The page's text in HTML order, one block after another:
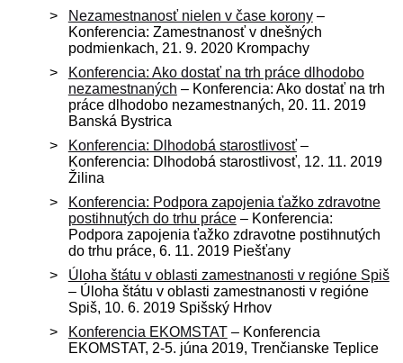
Nezamestnanosť nielen v čase korony–
Konferencia: Zamestnanosť v dnešných
podmienkach, 21. 9. 2020 Krompachy
Konferencia: Ako dostať na trh práce dlhodobo
nezamestnaných – Konferencia: Ako dostať na trh
práce dlhodobo nezamestnaných, 20. 11. 2019
Banská Bystrica
Konferencia: Dlhodobá starostlivosť–
Konferencia: Dlhodobá starostlivosť, 12. 11. 2019
Žilina
Konferencia: Podpora zapojenia ťažko zdravotne
postihnutých do trhu práce– Konferencia:
Podpora zapojenia ťažko zdravotne postihnutých
do trhu práce, 6. 11. 2019 Piešťany
Úloha štátu v oblasti zamestnanosti v regióne Spiš
– Úloha štátu v oblasti zamestnanosti v regióne
Spiš, 10. 6. 2019 Spišský Hrhov
Konferencia EKOMSTAT– Konferencia
EKOMSTAT, 2-5. júna 2019, Trenčianske Teplice